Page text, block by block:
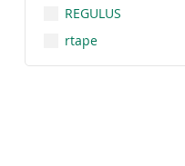
REGULUS
rtape